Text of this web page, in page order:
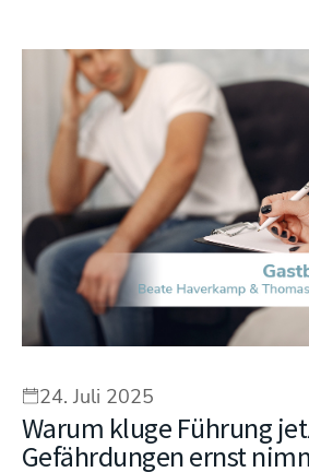
24. Juli 2025
Warum kluge Führung
Gefährdungen ernst